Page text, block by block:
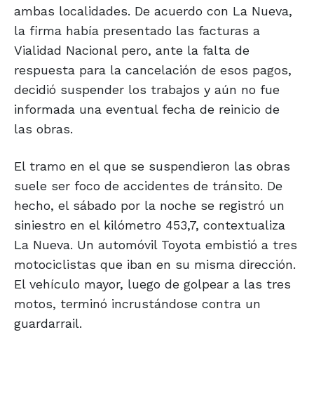
ambas localidades. De acuerdo con La Nueva,
la firma había presentado las facturas a
Vialidad Nacional pero, ante la falta de
respuesta para la cancelación de esos pagos,
decidió suspender los trabajos y aún no fue
informada una eventual fecha de reinicio de
las obras.
El tramo en el que se suspendieron las obras
suele ser foco de accidentes de tránsito. De
hecho, el sábado por la noche se registró un
siniestro en el kilómetro 453,7, contextualiza
La Nueva. Un automóvil Toyota embistió a tres
motociclistas que iban en su misma dirección.
El vehículo mayor, luego de golpear a las tres
motos, terminó incrustándose contra un
guardarrail.